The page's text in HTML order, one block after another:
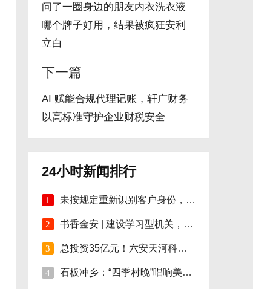
问了一圈身边的朋友内衣洗衣液
哪个牌子好用，结果被疯狂安利
立白
下一篇
AI 赋能合规代理记账，轩广财务
以高标准守护企业财税安全
24小时新闻排行
1 未按规定重新识别客户身份，安徽明光农商行
2 书香金安 | 建设学习型机关，孙岗这样做！
3 总投资35亿元！六安天河科技学院项目开工！
4 石板冲乡：“四季村晚”唱响美好新生活